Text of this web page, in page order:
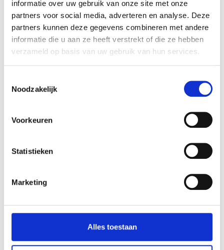
informatie over uw gebruik van onze site met onze
partners voor social media, adverteren en analyse. Deze
partners kunnen deze gegevens combineren met andere
informatie die u aan ze heeft verstrekt of die ze hebben
verzameld op basis van uw gebruik van hun services.
Noodzakelijk
Voorkeuren
Statistieken
Marketing
Alles toestaan
DE L'IDÉE À LA
SALLE DE CLASSE
Dans quelques mois